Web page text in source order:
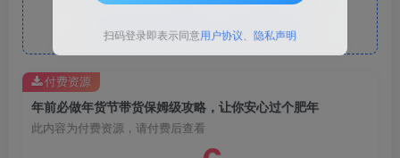
年前必做年货节带货保姆级攻略，让你安心过个肥年
此内容为付费资源，请付费后查看
付费资源
扫码登录即表示同意用户协议、 隐私声明